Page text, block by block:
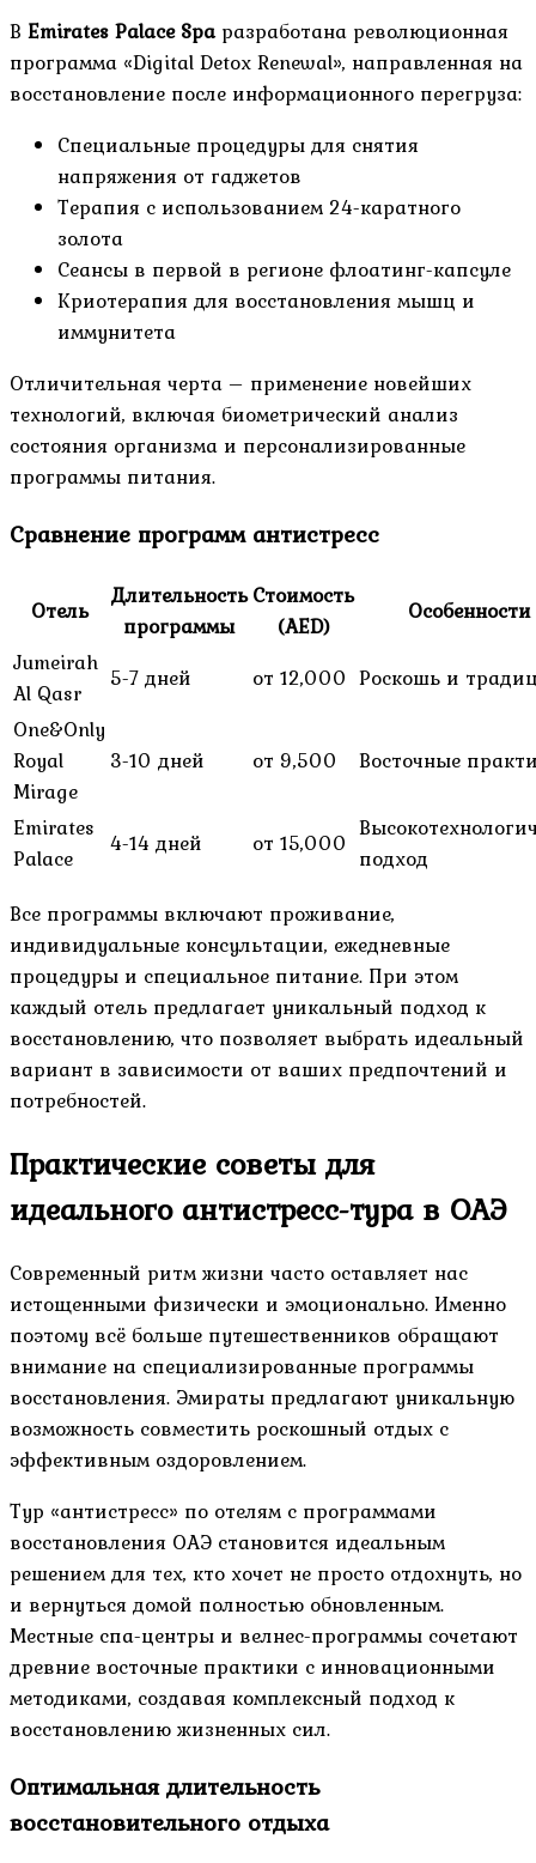
В Emirates Palace Spaразработана революционная
программа «Digital Detox Renewal», направленная на
восстановление после информационного перегруза:
Специальные процедуры для снятия
напряжения от гаджетов
Терапия с использованием 24-каратного
золота
Сеансы в первой в регионе флоатинг-капсуле
Криотерапия для восстановления мышц и
иммунитета
Отличительная черта – применение новейших
технологий, включая биометрический анализ
состояния организма и персонализированные
программы питания.
Сравнение программ антистресс
Отель
Длительность
программы
Стоимость
(AED)
Особенности
Jumeirah
Al Qasr
5-7 дней от 12,000 Роскошь и
One&Only
Royal
Mirage
3-10 дней от 9,500 Восточные
Emirates
Palace
4-14 дней от 15,000 подход
Все программы включают проживание,
индивидуальные консультации, ежедневные
процедуры и специальное питание. При этом
каждый отель предлагает уникальный подход к
восстановлению, что позволяет выбрать идеальный
вариант в зависимости от ваших предпочтений и
потребностей.
Практические советы для
идеального антистресс-тура в ОАЭ
Современный ритм жизни часто оставляет нас
истощенными физически и эмоционально. Именно
поэтому всё больше путешественников обращают
внимание на специализированные программы
восстановления. Эмираты предлагают уникальную
возможность совместить роскошный отдых с
эффективным оздоровлением.
Тур «антистресс» по отелям с программами
восстановления ОАЭ становится идеальным
решением для тех, кто хочет не просто отдохнуть, но
и вернуться домой полностью обновленным.
Местные спа-центры и велнес-программы сочетают
древние восточные практики с инновационными
методиками, создавая комплексный подход к
восстановлению жизненных сил.
Оптимальная длительность
восстановительного отдыха